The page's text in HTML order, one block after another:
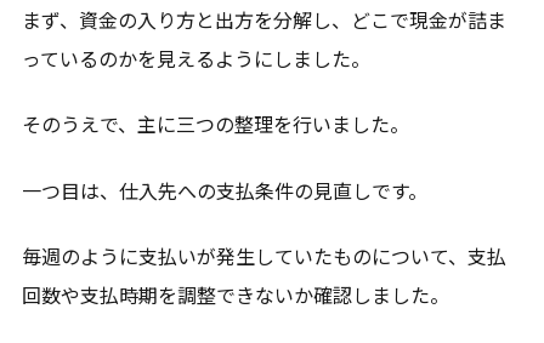
まず、資金の入り方と出方を分解し、どこで現金が詰ま
っているのかを見えるようにしました。
そのうえで、主に三つの整理を行いました。
一つ目は、仕入先への支払条件の見直しです。
毎週のように支払いが発生していたものについて、支払
回数や支払時期を調整できないか確認しました。